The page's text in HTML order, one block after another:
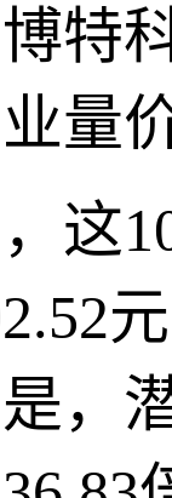
特
量
这
，